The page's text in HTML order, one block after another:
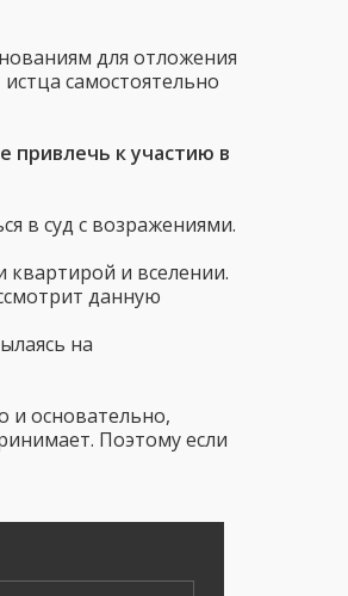
для отложения
самостоятельно
привлечь к участию в
в суд с возражениями.
квартирой и вселении.
данную
на
и основательно,
Поэтому если